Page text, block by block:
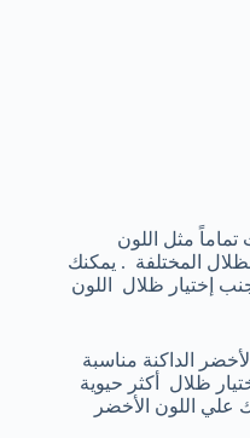
تماماً مثل اللون
المختلفة . يمكنك
إختيار ظلال اللون
الداكنة مناسبة
ظلال أكثر حيوية
علي اللون الأخضر